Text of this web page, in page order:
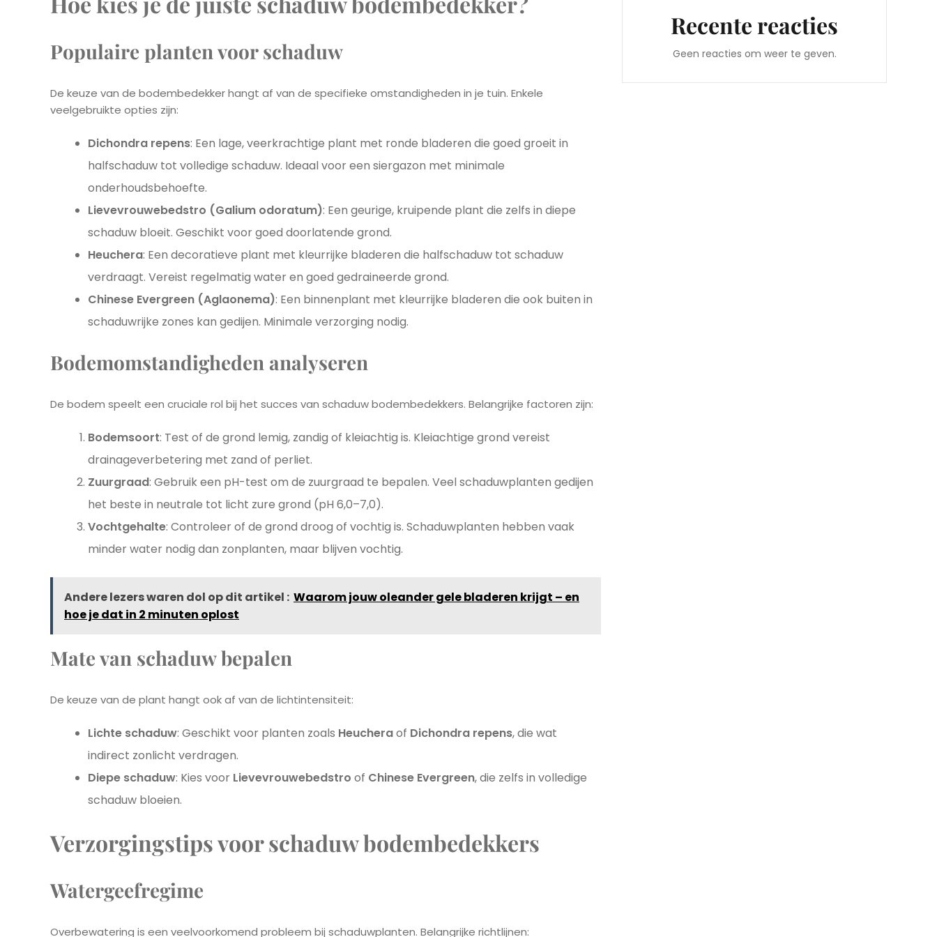
Populaire planten voor schaduw
De keuze van de bodembedekker hangt af van de specifieke omstandigheden in je tuin. Enkele
veelgebruikte opties zijn:
Dichondra repens: Een lage, veerkrachtige plant met ronde bladeren die goed groeit in
halfschaduw tot volledige schaduw. Ideaal voor een siergazon met minimale
onderhoudsbehoefte.
Lievevrouwebedstro (Galium odoratum): Een geurige, kruipende plant die zelfs in diepe
schaduw bloeit. Geschikt voor goed doorlatende grond.
Heuchera: Een decoratieve plant met kleurrijke bladeren die halfschaduw tot schaduw
verdraagt. Vereist regelmatig water en goed gedraineerde grond.
Chinese Evergreen (Aglaonema): Een binnenplant met kleurrijke bladeren die ook buiten in
schaduwrijke zones kan gedijen. Minimale verzorging nodig.
Bodemomstandigheden analyseren
De bodem speelt een cruciale rol bij het succes van schaduw bodembedekkers. Belangrijke factoren zijn:
Bodemsoort: Test of de grond lemig, zandig of kleiachtig is. Kleiachtige grond vereist
drainageverbetering met zand of perliet.
Zuurgraad: Gebruik een pH-test om de zuurgraad te bepalen. Veel schaduwplanten gedijen
het beste in neutrale tot licht zure grond (pH 6,0–7,0).
Vochtgehalte: Controleer of de grond droog of vochtig is. Schaduwplanten hebben vaak
minder water nodig dan zonplanten, maar blijven vochtig.
Andere lezers waren dol op dit artikel : Waarom jouw oleander gele bladeren krijgt – en
hoe je dat in 2 minuten oplost
Mate van schaduw bepalen
De keuze van de plant hangt ook af van de lichtintensiteit:
Lichte schaduw: Geschikt voor planten zoals Heucheraof Dichondra repens, die wat
indirect zonlicht verdragen.
Diepe schaduw: Kies voor Lievevrouwebedstro of Chinese Evergreen, die zelfs in volledige
schaduw bloeien.
Verzorgingstips voor schaduw bodembedekkers
Watergeefregime
Overbewatering is een veelvoorkomend probleem bij schaduwplanten. Belangrijke richtlijnen:
Recente reacties
Geen reacties om weer te geven.